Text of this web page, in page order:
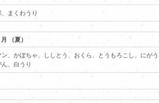
まくわうり
（夏）
、かぼちゃ、ししとう、おくら、とうもろこし、にがう
、白うり